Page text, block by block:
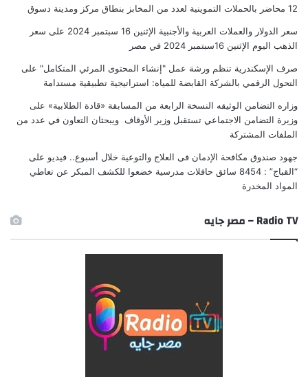
12 محاضر بالحملات التموينية لعدد من المخابز بنطاق مركز ومدينة دسوق
سعر الدولار والعملات العربية والأجنبية الإثنين 16 سبتمبر 2024 على سعر
الذهب اليوم الإثنين 16سبتمبر 2024 في مصر
صرف الإسكندرية تنظم ورشة عمل "إنشاء المحتوى المرئي المتكامل" على
التحول الرقمي بالشركة القابضة للمياه: استراتيجية تطبيقية مستدامة
وزاره التضامن الوثيقه النسخة الرابعة من المسابقة «قادة الطلابية» على
وزيرة التضامن الاجتماعي تستقبل وزير الأوقاف ويبحثان التعاون في عدد من
الملفات المشتركة
جهود صندوق مكافحة الإدمان فى العلاج والتوعية خلال أسبوع.. فيديو على
“القباج” : 8454 سائق حافلات مدرسية خضعوا للكشف المبكر عن تعاطي
المواد المخدرة
Radio TV – مصر جايه